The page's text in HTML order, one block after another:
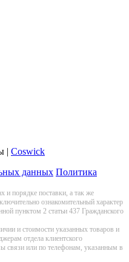
| Coswick
данных Политика
и порядке поставки, а так же
ознакомительный харaктер
пунктoм 2 стaтьи 437 Граждaнского
и стоимости указанных товаров и
отдела клиентского
связи или по телефонам, указанным в